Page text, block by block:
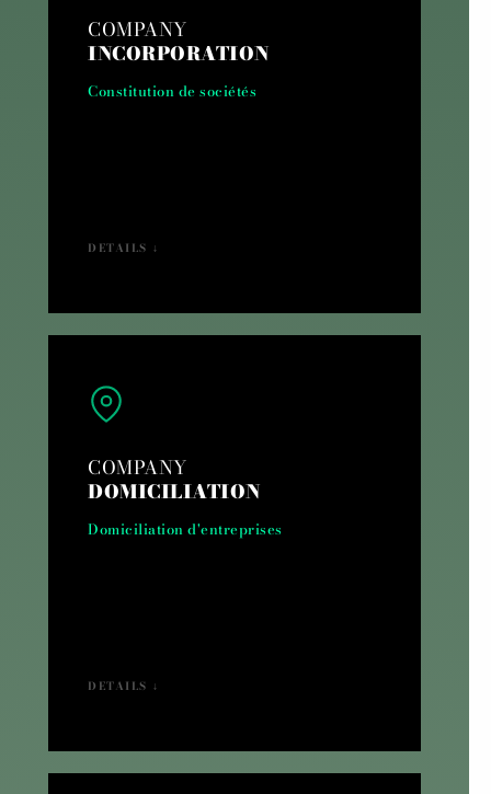
COMPANY
INCORPORATION
Constitution de sociétés
DETAILS ↓
COMPANY
DOMICILIATION
Domiciliation d'entreprises
DETAILS ↓